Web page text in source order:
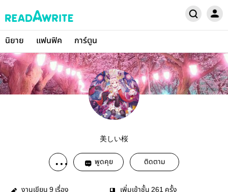
นิยาย แฟนฟิค การ์ตูน
美しい桜
พูดคุย ติดตาม
9 261